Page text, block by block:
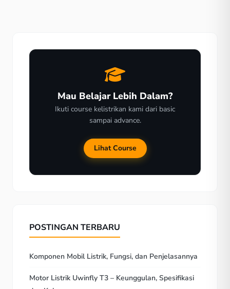
Mau Belajar Lebih Dalam?
Ikuti course kelistrikan kami dari basic
sampai advance.
Lihat Course
POSTINGAN TERBARU
Komponen Mobil Listrik, Fungsi, dan Penjelasannya
Motor Listrik Uwinfly T3 – Keunggulan, Spesifikasi